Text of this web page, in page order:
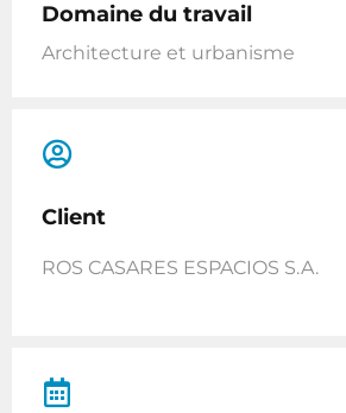
Domaine du travail
Architecture et urbanisme
Client
ROS CASARES ESPACIOS S.A.